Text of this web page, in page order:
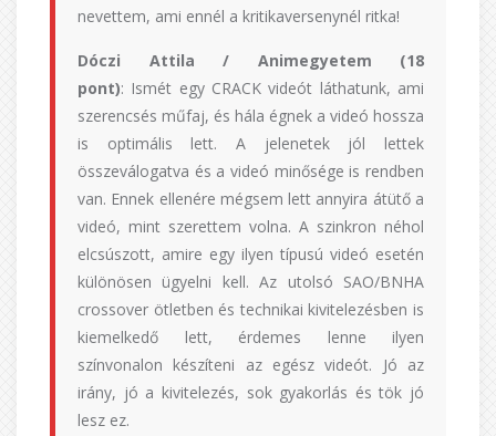
nevettem, ami ennél a kritikaversenynél ritka!
Dóczi Attila / Animegyetem (18
pont): Ismét egy CRACK videót láthatunk, ami
szerencsés műfaj, és hála égnek a videó hossza
is optimális lett. A jelenetek jól lettek
összeválogatva és a videó minősége is rendben
van. Ennek ellenére mégsem lett annyira átütő a
videó, mint szerettem volna. A szinkron néhol
elcsúszott, amire egy ilyen típusú videó esetén
különösen ügyelni kell. Az utolsó SAO/BNHA
crossover ötletben és technikai kivitelezésben is
kiemelkedő lett, érdemes lenne ilyen
színvonalon készíteni az egész videót. Jó az
irány, jó a kivitelezés, sok gyakorlás és tök jó
lesz ez.